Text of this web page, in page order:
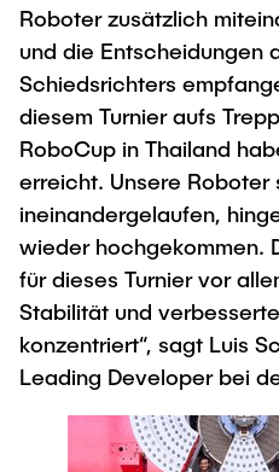
Roboter zusätzlich
und die Entscheidungen
Schiedsrichters
diesem Turnier aufs
RoboCup in Thailand
erreicht. Unsere Roboter
ineinandergelaufen,
wieder hochgekommen.
für dieses Turnier vor
Stabilität und
konzentriert“, sagt Luis
Leading Developer bei